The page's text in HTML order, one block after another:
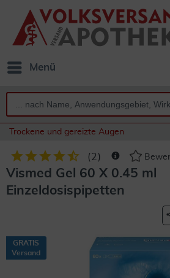
Menü
Trockene und gereizte Augen
(2 )
Vismed Gel 60 X 0.45 ml
Einzeldosispipetten
GRATIS
Versand